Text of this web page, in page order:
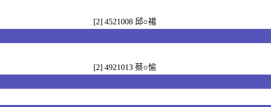
[2] 4521008 邱○禓
[2] 4921013 蔡○愉